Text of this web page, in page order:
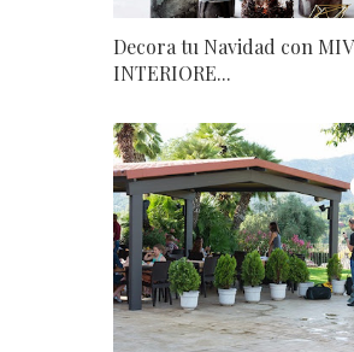
Decora tu Navidad con MIV
INTERIORE...